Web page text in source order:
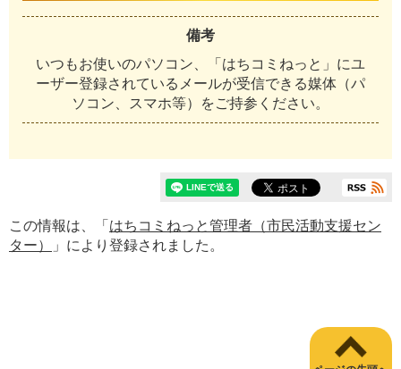
備考
いつもお使いのパソコン、「はちコミねっと」にユ
ーザー登録されているメールが受信できる媒体（パ
ソコン、スマホ等）をご持参ください。
この情報は、「 はちコミねっと管理者（市民活動支援セン
ター）
」により登録されました。